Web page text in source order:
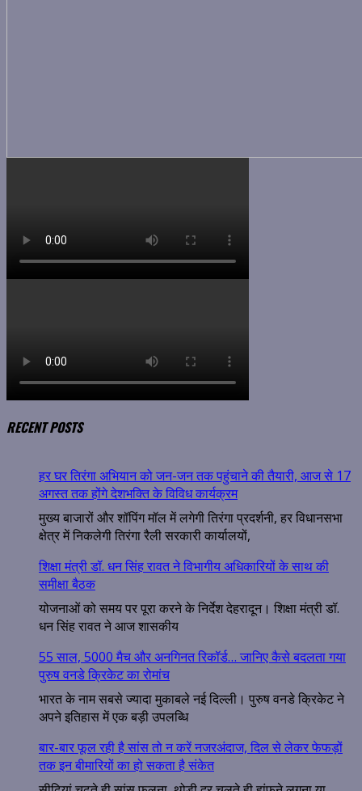
RECENT POSTS
हर घर तिरंगा अभियान को जन-जन तक पहुंचाने की तैयारी, आज से 17
अगस्त तक होंगे देशभक्ति के विविध कार्यक्रम
मुख्य बाजारों और शॉपिंग मॉल में लगेगी तिरंगा प्रदर्शनी, हर विधानसभा
क्षेत्र में निकलेगी तिरंगा रैली सरकारी कार्यालयों,
शिक्षा मंत्री डॉ. धन सिंह रावत ने विभागीय अधिकारियों के साथ की
समीक्षा बैठक
योजनाओं को समय पर पूरा करने के निर्देश देहरादून। शिक्षा मंत्री डॉ.
धन सिंह रावत ने आज शासकीय
55 साल, 5000 मैच और अनगिनत रिकॉर्ड… जानिए कैसे बदलता गया
पुरुष वनडे क्रिकेट का रोमांच
भारत के नाम सबसे ज्यादा मुकाबले नई दिल्ली। पुरुष वनडे क्रिकेट ने
अपने इतिहास में एक बड़ी उपलब्धि
बार-बार फूल रही है सांस तो न करें नजरअंदाज, दिल से लेकर फेफड़ों
तक इन बीमारियों का हो सकता है संकेत